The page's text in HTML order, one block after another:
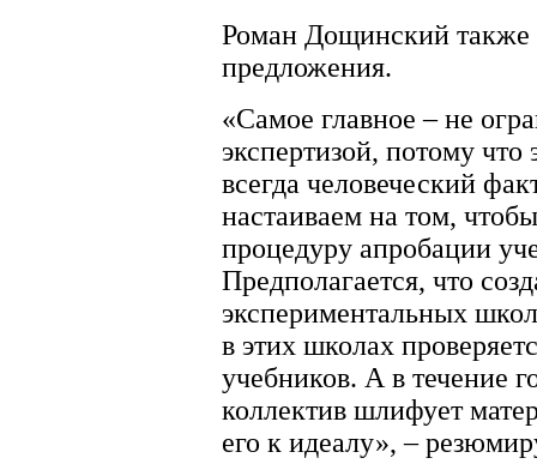
Роман Дощинский также
предложения.
«Самое главное – не
экспертизой, потому что
всегда человеческий
настаиваем на том,
процедуру апробации
Предполагается, что
экспериментальных
в этих школах
учебников. А в течение
коллектив шлифует
его к идеалу», –